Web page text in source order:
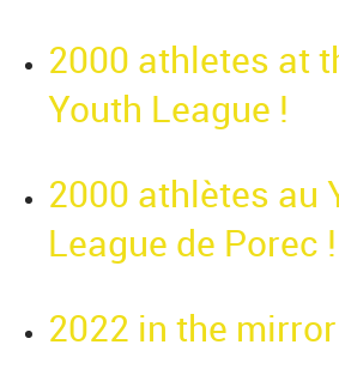
2000 athletes at
Youth League !
2000 athlètes au
League de Porec !
2022 in the mirror